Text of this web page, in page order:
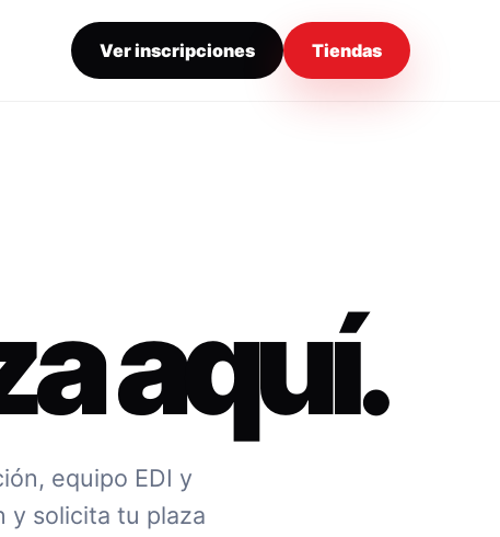
Ver inscripciones Tiendas
aquí.
equipo EDI y
y solicita tu plaza